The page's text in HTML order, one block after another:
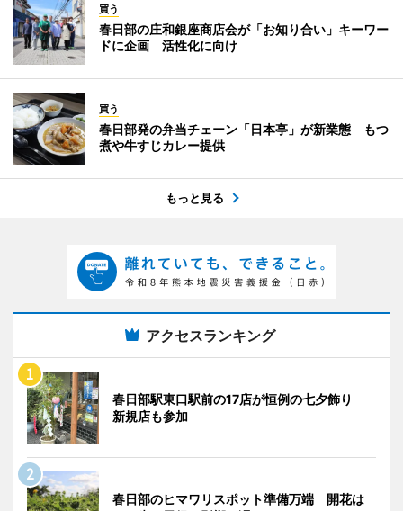
買う
春日部の庄和銀座商店会が「お知り合い」キーワー
ドに企画 活性化に向け
買う
春日部発の弁当チェーン「日本亭」が新業態 もつ
煮や牛すじカレー提供
もっと見る
アクセスランキング
春日部駅東口駅前の17店が恒例の七夕飾り
新規店も参加
春日部のヒマワリスポット準備万端 開花は